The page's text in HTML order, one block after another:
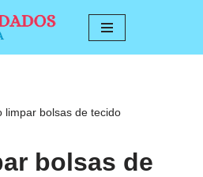
limpar bolsas de tecido
bolsas de